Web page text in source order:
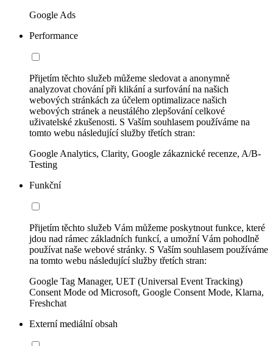
Google Ads
Performance
Přijetím těchto služeb můžeme sledovat a anonymně
analyzovat chování při klikání a surfování na našich
webových stránkách za účelem optimalizace našich
webových stránek a neustálého zlepšování celkové
uživatelské zkušenosti. S Vaším souhlasem používáme na
tomto webu následující služby třetích stran:
Google Analytics, Clarity, Google zákaznické recenze, A/B-
Testing
Funkční
Přijetím těchto služeb Vám můžeme poskytnout funkce, které
jdou nad rámec základních funkcí, a umožní Vám pohodlně
používat naše webové stránky. S Vaším souhlasem používáme
na tomto webu následující služby třetích stran:
Google Tag Manager, UET (Universal Event Tracking)
Consent Mode od Microsoft, Google Consent Mode, Klarna,
Freshchat
Externí mediální obsah